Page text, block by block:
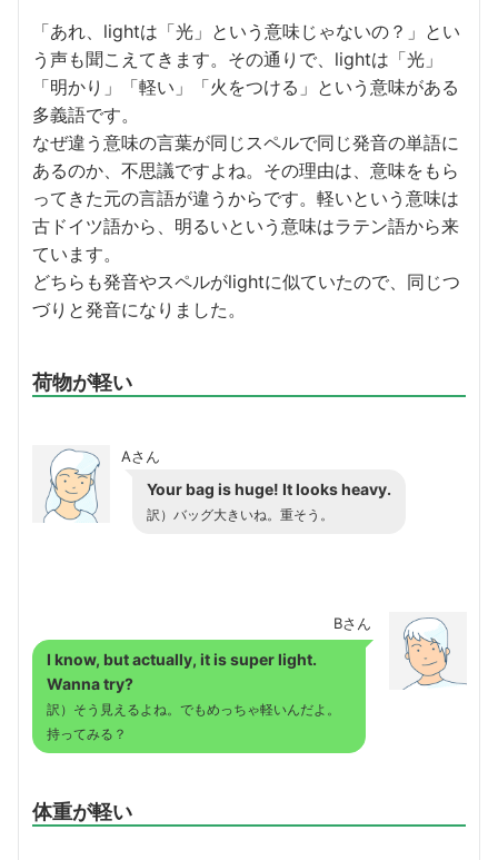
「あれ、lightは「光」という意味じゃないの？」とい
う声も聞こえてきます。その通りで、lightは「光」
「明かり」「軽い」「火をつける」という意味がある
多義語です。
なぜ違う意味の言葉が同じスペルで同じ発音の単語に
あるのか、不思議ですよね。その理由は、意味をもら
ってきた元の言語が違うからです。軽いという意味は
古ドイツ語から、明るいという意味はラテン語から来
ています。
どちらも発音やスペルがlightに似ていたので、同じつ
づりと発音になりました。
荷物が軽い
Aさん
Your bag is huge! It looks heavy.
訳）バッグ大きいね。重そう。
Bさん
I know, but actually, it is super light.
Wanna try?
訳）そう見えるよね。でもめっちゃ軽いんだよ。
持ってみる？
体重が軽い